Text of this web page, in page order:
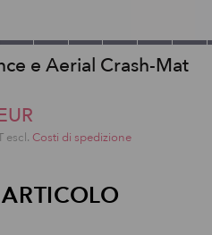
e Aerial Crash-Mat
escl. Costi di spedizione